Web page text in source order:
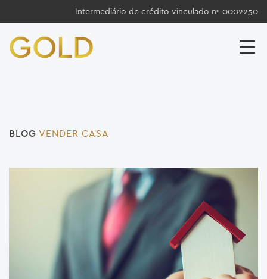
Intermediário de crédito vinculado nº 0002250
BLOG VENDER CASA